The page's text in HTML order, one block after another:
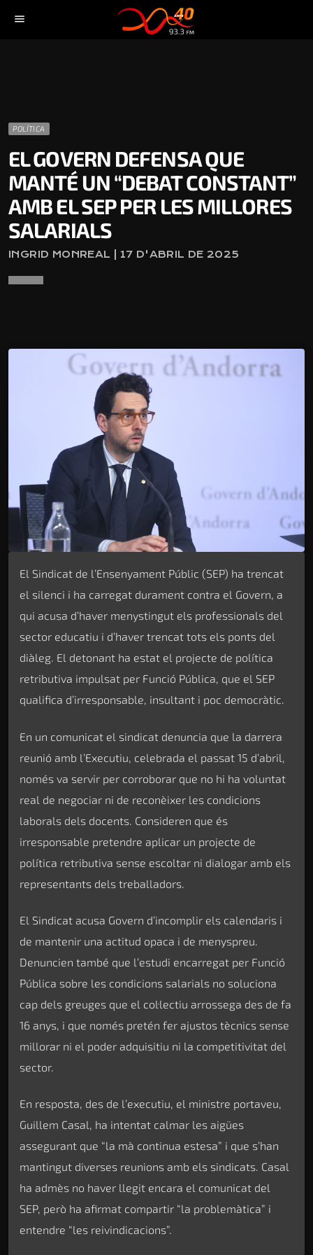
menu
POLÍTICA
EL GOVERN DEFENSA QUE
MANTÉ UN “DEBAT CONSTANT”
AMB EL SEP PER LES MILLORES
SALARIALS
INGRID MONREAL | 17 D'ABRIL DE 2025
El Sindicat de l’Ensenyament Públic (SEP) ha trencat
el silenci i ha carregat durament contra el Govern, a
qui acusa d’haver menystingut els professionals del
sector educatiu i d’haver trencat tots els ponts del
diàleg. El detonant ha estat el projecte de política
retributiva impulsat per Funció Pública, que el SEP
qualifica d’irresponsable, insultant i poc democràtic.
En un comunicat el sindicat denuncia que la darrera
reunió amb l’Executiu, celebrada el passat 15 d’abril,
només va servir per corroborar que no hi ha voluntat
real de negociar ni de reconèixer les condicions
laborals dels docents. Consideren que és
irresponsable pretendre aplicar un projecte de
política retributiva sense escoltar ni dialogar amb els
representants dels treballadors.
El Sindicat acusa Govern d’incomplir els calendaris i
de mantenir una actitud opaca i de menyspreu.
Denuncien també que l’estudi encarregat per Funció
Pública sobre les condicions salarials no soluciona
cap dels greuges que el col·lectiu arrossega des de fa
16 anys, i que només pretén fer ajustos tècnics sense
millorar ni el poder adquisitiu ni la competitivitat del
sector.
En resposta, des de l’executiu, el ministre portaveu,
Guillem Casal, ha intentat calmar les aigües
assegurant que “la mà continua estesa” i que s’han
mantingut diverses reunions amb els sindicats. Casal
ha admès no haver llegit encara el comunicat del
SEP, però ha afirmat compartir “la problemàtica” i
entendre “les reivindicacions”.